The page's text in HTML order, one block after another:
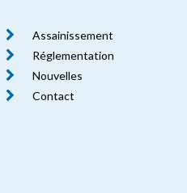
Assainissement
Réglementation
Nouvelles
Contact